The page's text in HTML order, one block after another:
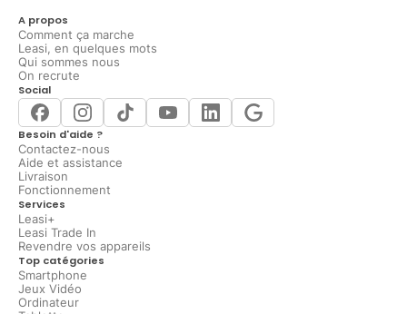
A propos
Comment ça marche
Leasi, en quelques mots
Qui sommes nous
On recrute
Social
Besoin d'aide ?
Contactez-nous
Aide et assistance
Livraison
Fonctionnement
Services
Leasi+
Leasi Trade In
Revendre vos appareils
Top catégories
Smartphone
Jeux Vidéo
Ordinateur